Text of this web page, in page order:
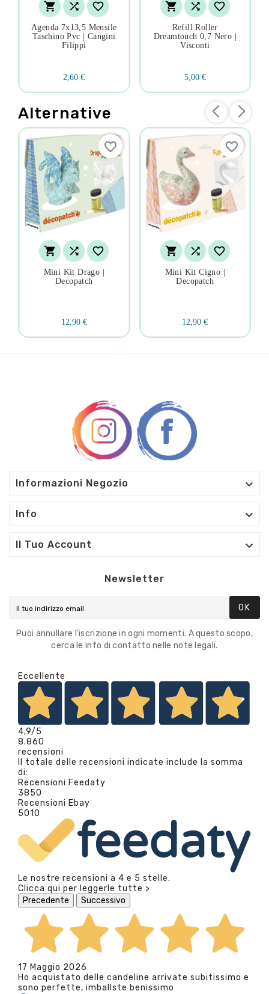
  
Agenda 7x13,5 Mensile
Taschino Pvc | Cangini
Filippi
2,60 €
  
Refill Roller
Dreamtouch 0,7 Nero |
Visconti
5,00 €
Alternative
  
Mini Kit Drago |
Decopatch
12,90 €
favorite_border
  
Mini Kit Cigno |
Decopatch
12,90 €
favorite_border
Informazioni Negozio 
Info 
Il Tuo Account 
Newsletter
OK
Puoi annullare l'iscrizione in ogni momenti. A questo scopo,
cerca le info di contatto nelle note legali.
Eccellente
4,9/5
8.860
recensioni
Il totale delle recensioni indicate include la somma
di:
Recensioni Feedaty
3850
Recensioni Ebay
5010
Le nostre recensioni a 4 e 5 stelle.
Clicca qui per leggerle tutte >
Precedente
Successivo
17 Maggio 2026
Ho acquistato delle candeline arrivate subitissimo e
sono perfette, imballste benissimo